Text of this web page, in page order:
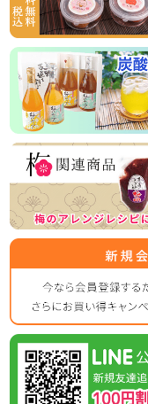
った、相性抜群の商品
常温商品のため、お
2026/03/31
ゴールデンウイーク
平素は格別のご高配
表記の件、下記の通
何かとご迷惑をお掛
りますよう宜しくお願
【休業日】
5月2日(土曜日) ～ 5
【平常通り営業】
5月7日(木曜日) ～
休業日後は、大変混